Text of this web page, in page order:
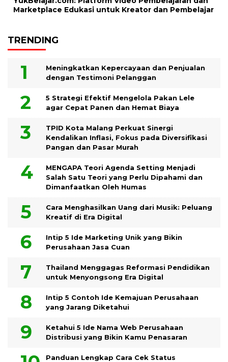
Marketplace Edukasi untuk Kreator dan Pembelajar
TRENDING
Meningkatkan Kepercayaan dan Penjualan
dengan Testimoni Pelanggan
5 Strategi Efektif Mengelola Pakan Lele
agar Cepat Panen dan Hemat Biaya
TPID Kota Malang Perkuat Sinergi
Kendalikan Inflasi, Fokus pada Diversifikasi
Pangan dan Pasar Murah
MENGAPA Teori Agenda Setting Menjadi
Salah Satu Teori yang Perlu Dipahami dan
Dimanfaatkan Oleh Humas
Cara Menghasilkan Uang dari Musik: Peluang
Kreatif di Era Digital
Intip 5 Ide Marketing Unik yang Bikin
Perusahaan Jasa Cuan
Thailand Menggagas Reformasi Pendidikan
untuk Menyongsong Era Digital
Intip 5 Contoh Ide Kemajuan Perusahaan
yang Jarang Diketahui
Ketahui 5 Ide Nama Web Perusahaan
Distribusi yang Bikin Kamu Penasaran
Panduan Lengkap Cara Cek Status